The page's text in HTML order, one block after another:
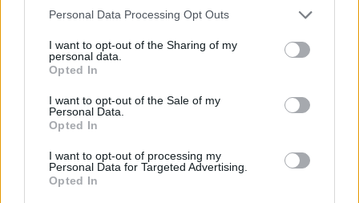
Personal Data Processing Opt Outs
I want to opt-out of the Sharing of my
personal data.
Opted In
I want to opt-out of the Sale of my
Personal Data.
Opted In
I want to opt-out of processing my
Personal Data for Targeted Advertising.
Opted In
Magitta7070und sodaclub gefällt dies.
Lebende Forenlegende
28 Juni 2025
lissy_kind